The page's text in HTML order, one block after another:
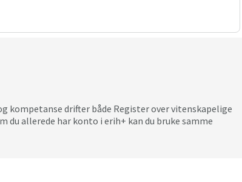
kompetanse drifter både Register over vitenskapelige
du allerede har konto i erih+ kan du bruke samme